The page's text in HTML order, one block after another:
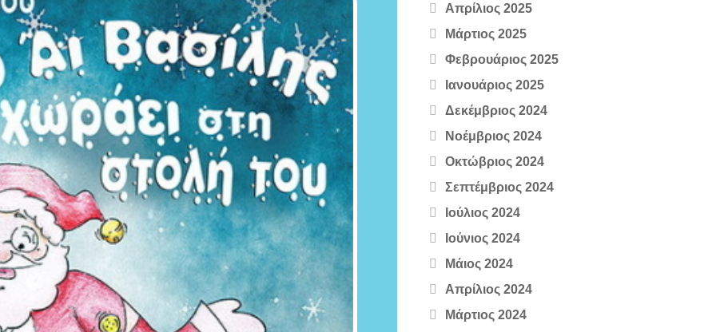
Απρίλιος 2025
Μάρτιος 2025
Φεβρουάριος 2025
Ιανουάριος 2025
Δεκέμβριος 2024
Νοέμβριος 2024
Οκτώβριος 2024
Σεπτέμβριος 2024
Ιούλιος 2024
Ιούνιος 2024
Μάιος 2024
Απρίλιος 2024
Μάρτιος 2024